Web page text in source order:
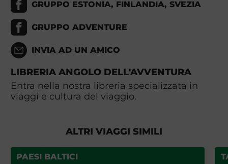
GRUPPO ESTONIA, FINLANDIA, SVEZIA
GRUPPO ADVENTURE
INVIA AD UN AMICO
LIBRERIA ANGOLO DELL'AVVENTURA
Entra nella nostra libreria specializzata in
viaggi e cultura del viaggio.
ALTRI VIAGGI SIMILI
PAESI BALTICI